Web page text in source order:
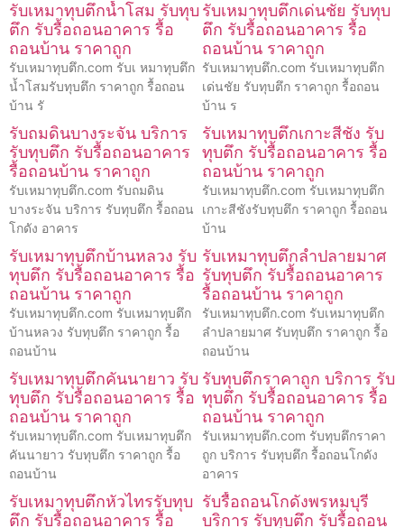
รับเหมาทุบตึกน้ำโสม รับทุบ
ตึก รับรื้อถอนอาคาร รื้อ
ถอนบ้าน ราคาถูก
รับเหมาทุบตึก.com รับเ หมาทุบตึก
น้ำโสมรับทุบตึก ราคาถูก รื้อถอน
บ้าน รั
รับเหมาทุบตึกเด่นชัย รับทุบ
ตึก รับรื้อถอนอาคาร รื้อ
ถอนบ้าน ราคาถูก
รับเหมาทุบตึก.com รับเหมาทุบตึก
เด่นชัย รับทุบตึก ราคาถูก รื้อถอน
บ้าน ร
รับถมดินบางระจัน บริการ
รับทุบตึก รับรื้อถอนอาคาร
รื้อถอนบ้าน ราคาถูก
รับเหมาทุบตึก.com รับถมดิน
บางระจัน บริการ รับทุบตึก รื้อถอน
โกดัง อาคาร
รับเหมาทุบตึกเกาะสีชัง รับ
ทุบตึก รับรื้อถอนอาคาร รื้อ
ถอนบ้าน ราคาถูก
รับเหมาทุบตึก.com รับเหมาทุบตึก
เกาะสีชังรับทุบตึก ราคาถูก รื้อถอน
บ้าน
รับเหมาทุบตึกบ้านหลวง รับ
ทุบตึก รับรื้อถอนอาคาร รื้อ
ถอนบ้าน ราคาถูก
รับเหมาทุบตึก.com รับเหมาทุบตึก
บ้านหลวง รับทุบตึก ราคาถูก รื้อ
ถอนบ้าน
รับเหมาทุบตึกลำปลายมาศ
รับทุบตึก รับรื้อถอนอาคาร
รื้อถอนบ้าน ราคาถูก
รับเหมาทุบตึก.com รับเหมาทุบตึก
ลำปลายมาศ รับทุบตึก ราคาถูก รื้อ
ถอนบ้าน
รับเหมาทุบตึกคันนายาว รับ
ทุบตึก รับรื้อถอนอาคาร รื้อ
ถอนบ้าน ราคาถูก
รับเหมาทุบตึก.com รับเหมาทุบตึก
คันนายาว รับทุบตึก ราคาถูก รื้อ
ถอนบ้าน
รับทุบตึกราคาถูก บริการ รับ
ทุบตึก รับรื้อถอนอาคาร รื้อ
ถอนบ้าน ราคาถูก
รับเหมาทุบตึก.com รับทุบตึกราคา
ถูก บริการ รับทุบตึก รื้อถอนโกดัง
อาคาร
รับเหมาทุบตึกหัวไทรรับทุบ
ตึก รับรื้อถอนอาคาร รื้อ
รับรื้อถอนโกดังพรหมบุรี
บริการ รับทุบตึก รับรื้อถอน